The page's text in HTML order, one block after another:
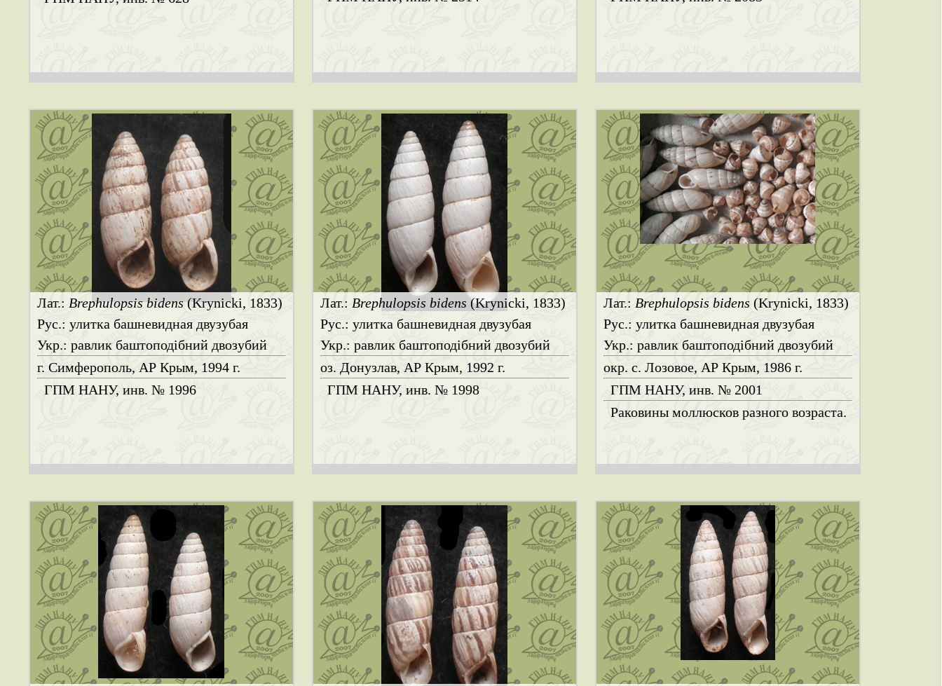
Лат.: Brephulopsis bidens(Krynicki, 1833)
Рус.: улитка башневидная двузубая
Укр.: равлик баштоподібний двозубий
г. Симферополь, АР Крым, 1994 г.
ГПМ НАНУ, инв. № 1996
Лат.: Brephulopsis bidens (Krynicki, 1833)
Рус.: улитка башневидная двузубая
Укр.: равлик баштоподібний двозубий
оз. Донузлав, АР Крым, 1992 г.
ГПМ НАНУ, инв. № 1998
Лат.: Brephulopsis bidens (Krynicki, 1833)
Рус.: улитка башневидная двузубая
Укр.: равлик баштоподібний двозубий
окр. с. Лозовое, АР Крым, 1986 г.
ГПМ НАНУ, инв. № 2001
Раковины моллюсков разного возраста.